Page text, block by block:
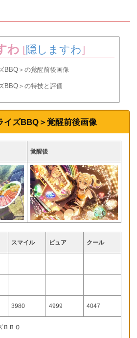
わ [隠しますわ]
BBQ＞の覚醒前後画像
BBQ＞の特技と評価
イズBBQ＞覚醒前後画像
覚醒後
スマイル ピュア クール
3980 4999 4047
ＢＢＱ